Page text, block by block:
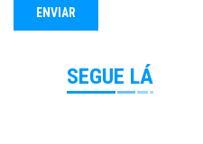
SEGUE LÁ